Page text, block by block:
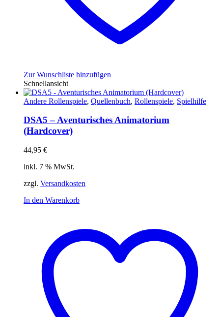
Zur Wunschliste hinzufügen
Schnellansicht
Andere Rollenspiele, Quellenbuch, Rollenspiele, Spielhilfe
DSA5 – Aventurisches Animatorium
(Hardcover)
44,95 €
inkl. 7 % MwSt.
zzgl. Versandkosten
In den Warenkorb